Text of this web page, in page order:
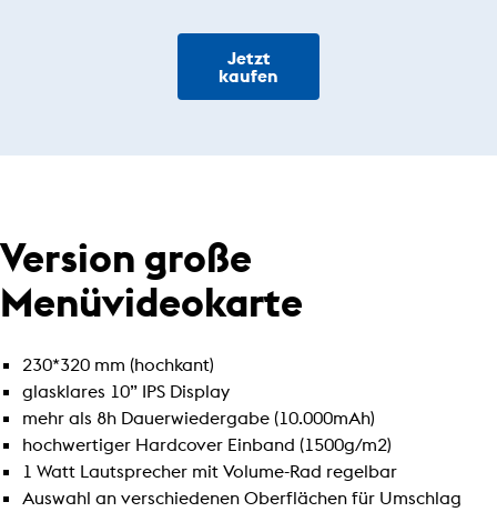
Jetzt
kaufen
Version große
Menüvideokarte
230*320 mm (hochkant)
glasklares 10” IPS Display
mehr als 8h Dauerwiedergabe (10.000mAh)
hochwertiger Hardcover Einband (1500g/m2)
1 Watt Lautsprecher mit Volume-Rad regelbar
Auswahl an verschiedenen Oberflächen für Umschlag